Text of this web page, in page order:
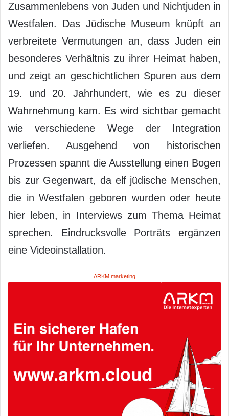
Zusammenlebens von Juden und Nichtjuden in
Westfalen. Das Jüdische Museum knüpft an
verbreitete Vermutungen an, dass Juden ein
besonderes Verhältnis zu ihrer Heimat haben,
und zeigt an geschichtlichen Spuren aus dem
19. und 20. Jahrhundert, wie es zu dieser
Wahrnehmung kam. Es wird sichtbar gemacht
wie verschiedene Wege der Integration
verliefen. Ausgehend von historischen
Prozessen spannt die Ausstellung einen Bogen
bis zur Gegenwart, da elf jüdische Menschen,
die in Westfalen geboren wurden oder heute
hier leben, in Interviews zum Thema Heimat
sprechen. Eindrucksvolle Porträts ergänzen
eine Videoinstallation.
ARKM.marketing